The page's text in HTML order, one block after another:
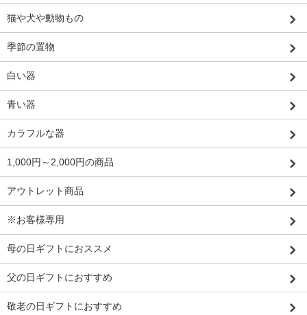
猫や犬や動物もの
季節の置物
白い器
青い器
カラフルな器
1,000円～2,000円の商品
アウトレット商品
※お客様専用
母の日ギフトにおススメ
父の日ギフトにおすすめ
敬老の日ギフトにおすすめ